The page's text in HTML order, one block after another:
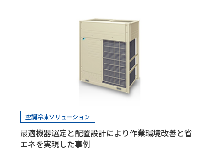
空調冷凍ソリューション
最適機器選定と配置設計により作業環境改善と省
エネを実現した事例